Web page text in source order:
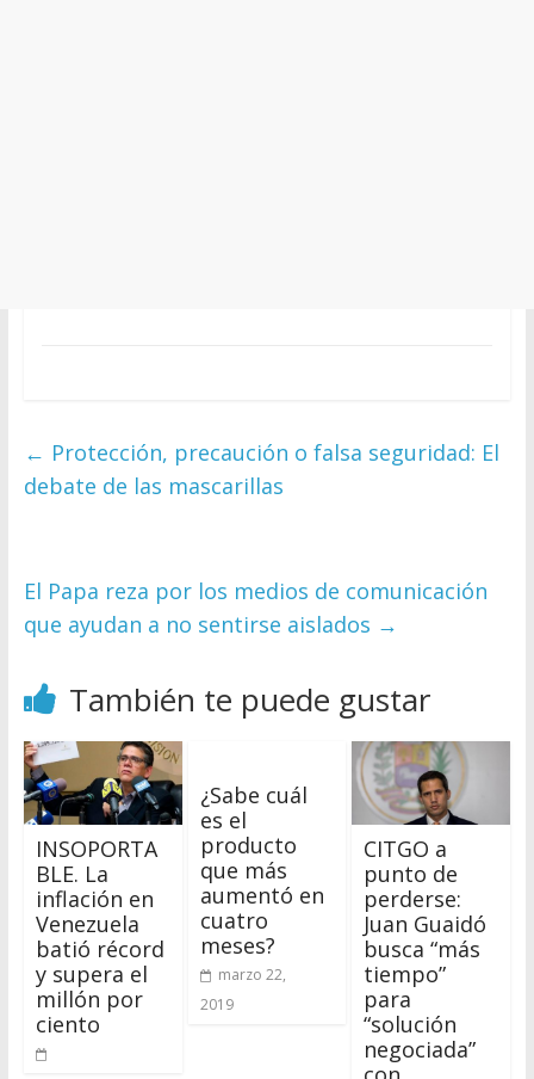
← Protección, precaución o falsa seguridad: El
debate de las mascarillas
El Papa reza por los medios de comunicación
que ayudan a no sentirse aislados →
También te puede gustar
INSOPORTA
BLE. La
inflación en
Venezuela
batió récord
y supera el
millón por
ciento
¿Sabe cuál
es el
producto
que más
aumentó en
cuatro
meses?
marzo 22,
2019
CITGO a
punto de
perderse:
Juan Guaidó
busca “más
tiempo”
para
“solución
negociada”